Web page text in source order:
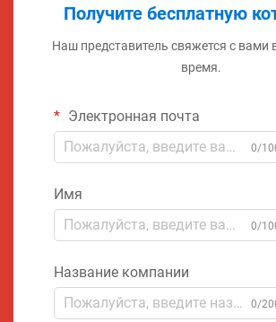
Получите бесплатную
Наш представитель свяжется с вами
время.
Электронная почта
0/
Имя
0/
Название компании
0/